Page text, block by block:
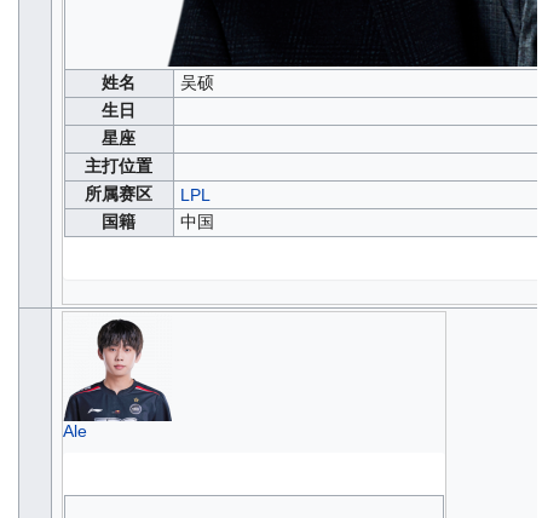
姓名
吴硕
生日
星座
主打位置
所属赛区
LPL
国籍
中国
Ale